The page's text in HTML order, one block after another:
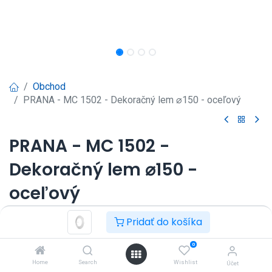
Pridať do košíka
Home Search
0
Wishlist Účet
Obchod
PRANA - MC 1502 - Dekoračný lem ⌀150 - oceľový
PRANA - MC 1502 -
Dekoračný lem ⌀150 -
oceľový
Dekoračný lem ⌀150 - oceľový
Prihlásenie|Registráciapre
zobrazenie ceny